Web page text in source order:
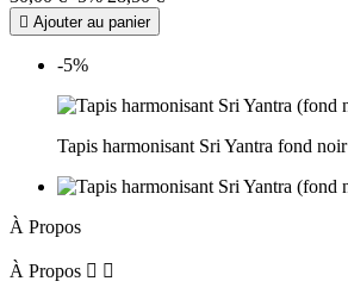
 Ajouter au panier
-5%
Tapis harmonisant Sri Yantra fond noir
À Propos
À Propos  